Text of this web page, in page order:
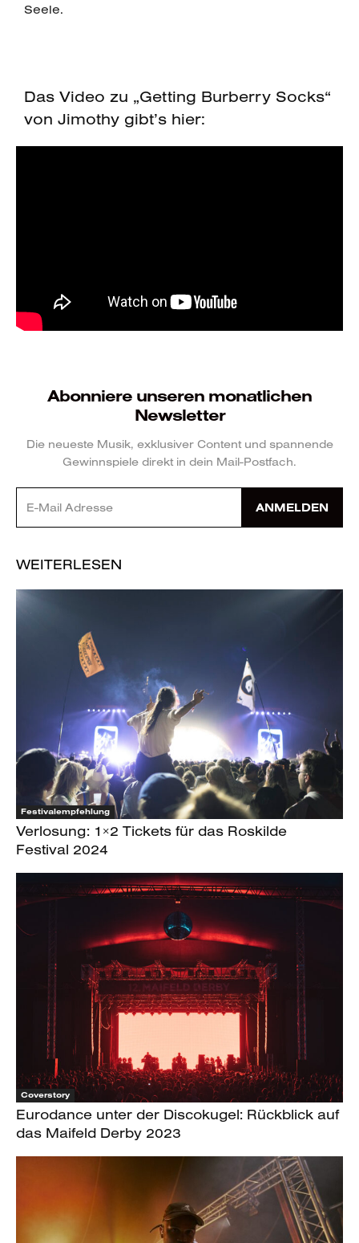
Seele.
Das Video zu „Getting Burberry Socks“
von Jimothy gibt’s hier:
Abonniere unseren monatlichen
Newsletter
Die neueste Musik, exklusiver Content und spannende
Gewinnspiele direkt in dein Mail-Postfach.
ANMELDEN
WEITERLESEN
Festivalempfehlung
Verlosung: 1×2 Tickets für das Roskilde
Festival 2024
Coverstory
Eurodance unter der Discokugel: Rückblick auf
das Maifeld Derby 2023